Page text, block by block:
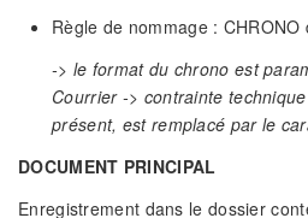
Règle de nommage :
-> le format du chrono est
Courrier -> contrainte
présent, est remplacé par le
DOCUMENT PRINCIPAL
Enregistrement dans le dossier